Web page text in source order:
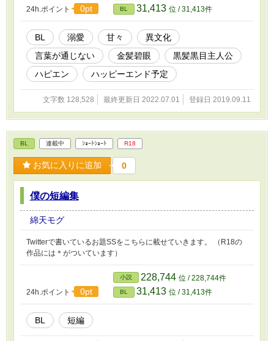
24h.ポイント 0pt BL 31,413 位 / 31,413件
BL 溺愛 甘々
異文化
言葉が通じない
金髪碧眼
黒髪黒目主人公
ハピエン
ハッピーエンド予定
文字数 128,528 最終更新日 2022.07.01 登録日 2019.09.11
BL 連載中 ｼｮｰﾄｼｮｰﾄ R18
お気に入りに追加 0
僕の短編集
綿天モグ
Twitterで書いているお題SSをこちらに載せていきます。 （R18の
作品には＊がついています）
24h.ポイント 0pt
小説 228,744 位 / 228,744件
BL 31,413 位 / 31,413件
BL 短編